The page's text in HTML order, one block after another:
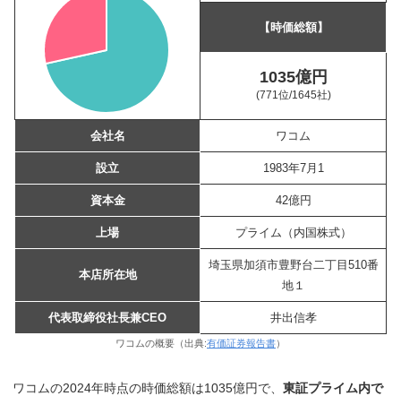
【時価総額】
1035億円
(771位/1645社)
会社名 ワコム
設立 1983年7月1
資本金 42億円
上場 プライム（内国株式）
本店所在地
埼玉県加須市豊野台二丁目510番
地１
代表取締役社長兼CEO 井出信孝
ワコムの概要（出典:有価証券報告書）
ワコムの2024年時点の時価総額は1035億円で、東証プライム内で